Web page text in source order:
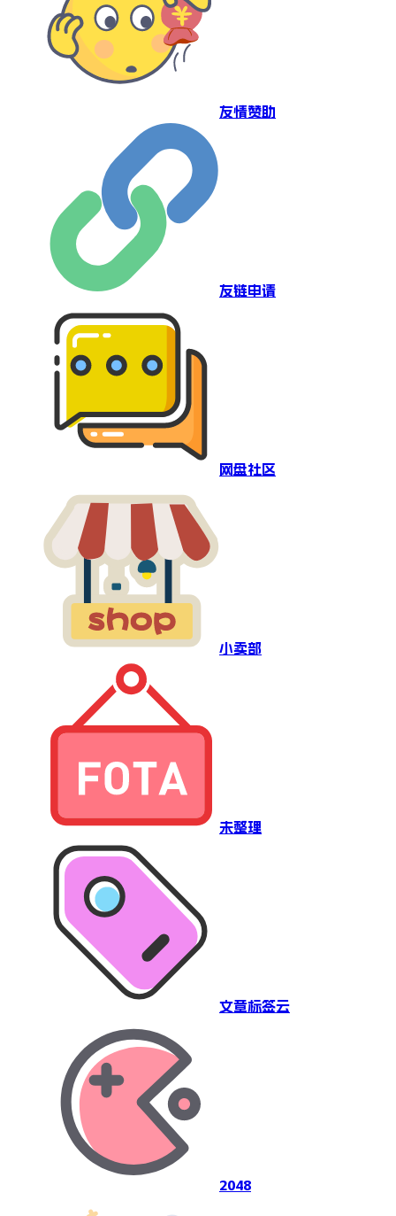
友情赞助
友链申请
网盘社区
小卖部
未整理
文章标签云
2048